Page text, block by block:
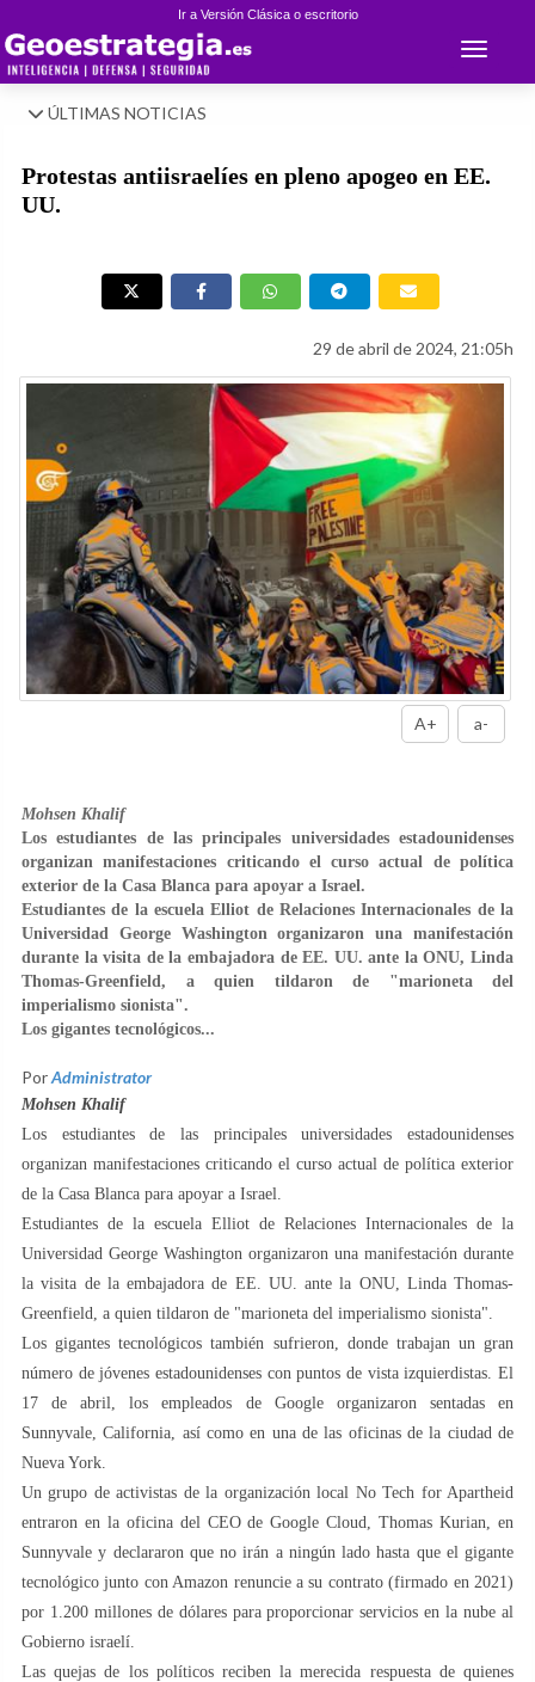
Ir a Versión Clásica o escritorio
Toggle
ÚLTIMAS NOTICIAS
Protestas antiisraelíes en pleno apogeo en EE.
UU.
29 de abril de 2024, 21:05h
A+ a-
Mohsen Khalif
Los estudiantes de las principales universidades estadounidenses
organizan manifestaciones criticando el curso actual de política
exterior de la Casa Blanca para apoyar a Israel.
Estudiantes de la escuela Elliot de Relaciones Internacionales de la
Universidad George Washington organizaron una manifestación
durante la visita de la embajadora de EE. UU. ante la ONU, Linda
Thomas-Greenfield, a quien tildaron de "marioneta del
imperialismo sionista".
Los gigantes tecnológicos...
PorAdministrator
Mohsen Khalif
Los estudiantes de las principales universidades estadounidenses
organizan manifestaciones criticando el curso actual de política exterior
de la Casa Blanca para apoyar a Israel.
Estudiantes de la escuela Elliot de Relaciones Internacionales de la
Universidad George Washington organizaron una manifestación durante
la visita de la embajadora de EE. UU. ante la ONU, Linda Thomas-
Greenfield, a quien tildaron de "marioneta del imperialismo sionista".
Los gigantes tecnológicos también sufrieron, donde trabajan un gran
número de jóvenes estadounidenses con puntos de vista izquierdistas. El
17 de abril, los empleados de Google organizaron sentadas en
Sunnyvale, California, así como en una de las oficinas de la ciudad de
Nueva York.
Un grupo de activistas de la organización local No Tech for Apartheid
entraron en la oficina del CEO de Google Cloud, Thomas Kurian, en
Sunnyvale y declararon que no irán a ningún lado hasta que el gigante
tecnológico junto con Amazon renuncie a su contrato (firmado en 2021)
por 1.200 millones de dólares para proporcionar servicios en la nube al
Gobierno israelí.
Las quejas de los políticos reciben la merecida respuesta de quienes